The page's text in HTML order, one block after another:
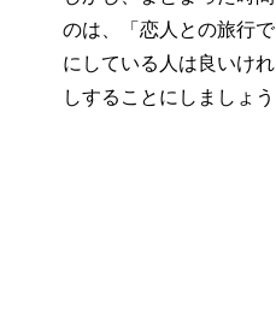
のは、「恋人との旅行
にしている人は良いけ
しすることにしましょう